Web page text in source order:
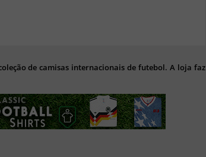
de camisas internacionais de futebol. A loja faz